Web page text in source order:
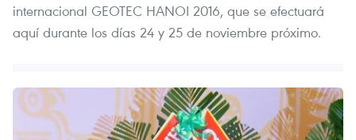
internacional GEOTEC HANOI 2016, que se efectuará
aquí durante los días 24 y 25 de noviembre próximo.